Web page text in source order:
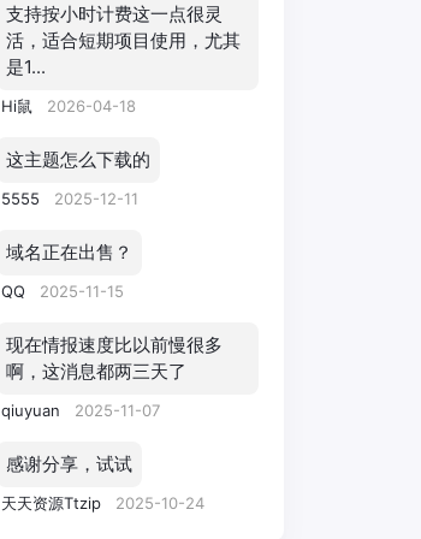
支持按小时计费这一点很灵
活，适合短期项目使用，尤其
是1...
Hi鼠 2026-04-18
这主题怎么下载的
5555 2025-12-11
域名正在出售？
QQ 2025-11-15
现在情报速度比以前慢很多
啊，这消息都两三天了
qiuyuan 2025-11-07
感谢分享，试试
天天资源Ttzip 2025-10-24